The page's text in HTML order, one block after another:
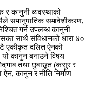
र कानुनी व्यवस्थाको
समानुपातिक समावेशीकरण,
गर्न उपलब्ध कानुनी
साथै संविधानको धारा ४०
एकीकृत दलित ऐनको
यो कानुन बनाउने विषय
तथा छुवाछूत (कसुर र
कानुन र नीति निर्माण